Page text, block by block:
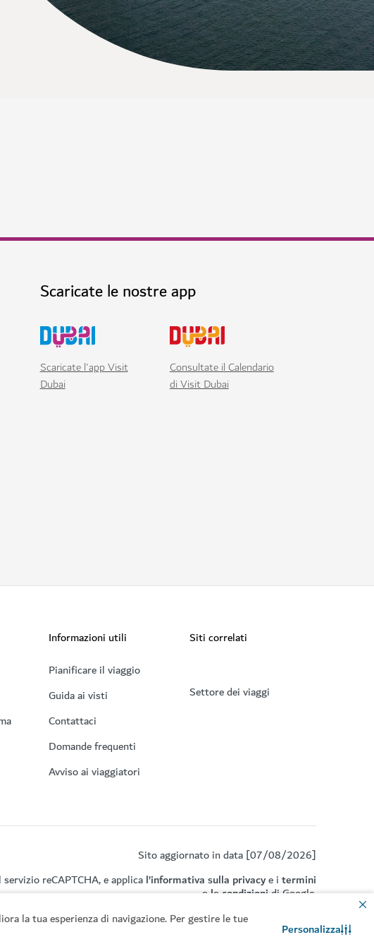
la tua esperienza di navigazione. Per gestire le tue
Personalizza
Scaricate le nostre app
Scaricate l'app Visit
Dubai
Consultate il Calendario
di Visit Dubai
Informazioni utili
Pianificare il viaggio
Guida ai visti
Contattaci
Domande frequenti
Avviso ai viaggiatori
Siti correlati
Settore dei viaggi
Sito aggiornato in data [07/08/2026]
reCAPTCHA, e applical’informativa sulla privacye itermini
e le condizionidi Google.